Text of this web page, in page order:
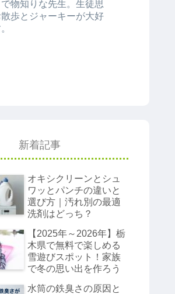
物知りな先生。生徒思
歩とジャーキーが大好
新着記事
オキシクリーンとシュ
ワッとパンチの違いと
選び方｜汚れ別の最適
洗剤はどっち？
【2025年～2026年】栃
木県で無料で楽しめる
雪遊びスポット！家族
で冬の思い出を作ろう
水筒の鉄臭さの原因と